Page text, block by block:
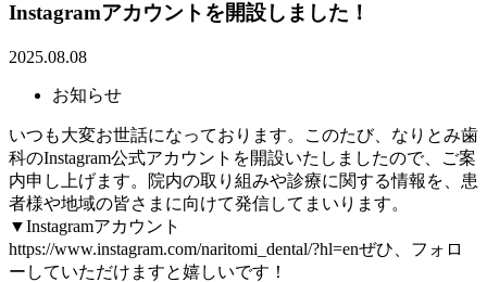
Instagramアカウントを開設しました！
2025.08.08
お知らせ
いつも大変お世話になっております。このたび、なりとみ歯
科のInstagram公式アカウントを開設いたしましたので、ご案
内申し上げます。院内の取り組みや診療に関する情報を、患
者様や地域の皆さまに向けて発信してまいります。
▼Instagramアカウント
https://www.instagram.com/naritomi_dental/?hl=enぜひ、フォロ
ーしていただけますと嬉しいです！